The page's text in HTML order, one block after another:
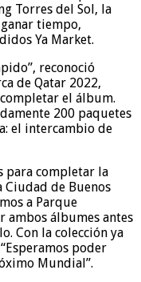
Torres del Sol, la
tiempo,
Ya Market.
reconoció
de Qatar 2022,
el álbum.
200 paquetes
el intercambio de
para completar la
Ciudad de Buenos
a Parque
ambos álbumes antes
Con la colección ya
poder
Mundial”.